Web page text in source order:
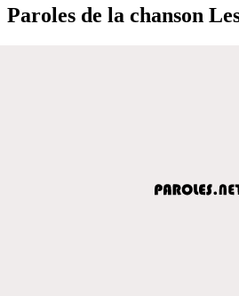
Paroles de la chanson